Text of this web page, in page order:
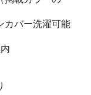
カバー洗濯可能